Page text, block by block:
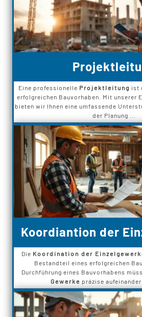
Eine professionelle Projektleitung ist
erfolgreichen Bauvorhaben. Mit unserer
bieten wir Ihnen eine umfassende
der Planung ...
Koordiantion der
Die Koordination der
Bestandteil eines erfolgreichen
Durchführung eines Bauvorhabens
Gewerke präzise